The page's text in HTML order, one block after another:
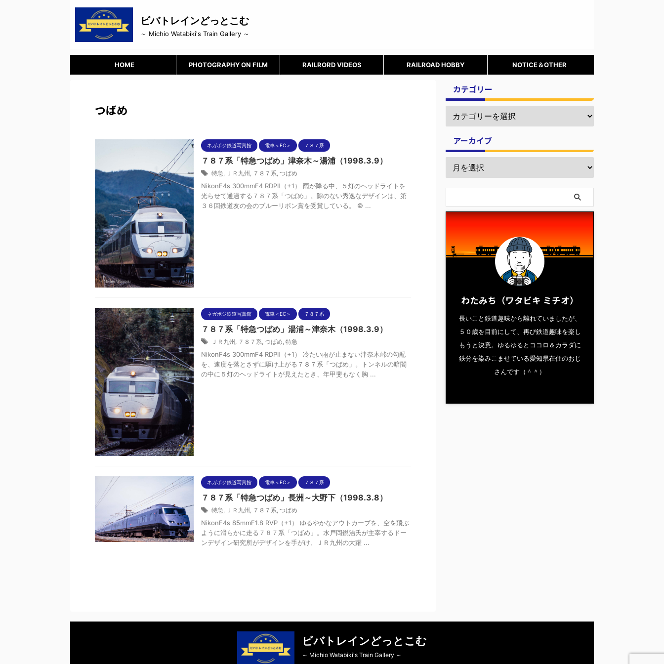
ビバトレインどっとこむ
～ Michio Watabiki's Train Gallery ～
HOME PHOTOGRAPHY ON FILM RAILRORD VIDEOS RAILROAD HOBBY NOTICE＆OTHER
つばめ
ネガポジ鉄道写真館 電車＜EC＞ ７８７系
７８７系「特急つばめ」津奈木～湯浦（1998.3.9）
特急, ＪＲ九州 , ７８７系, つばめ
NikonF4s 300mmF4 RDPⅡ（+1） 雨が降る中、５灯のヘッドライトを
光らせて通過する７８７系「つばめ」。隙のない秀逸なデザインは、第
３６回鉄道友の会のブルーリボン賞を受賞している。 © ...
ネガポジ鉄道写真館 電車＜EC＞ ７８７系
７８７系「特急つばめ」湯浦～津奈木（1998.3.9）
ＪＲ九州 , ７８７系, つばめ, 特急
NikonF4s 300mmF4 RDPⅡ（+1） 冷たい雨が止まない津奈木峠の勾配
を、速度を落とさずに駆け上がる７８７系「つばめ」。トンネルの暗闇
の中に５灯のヘッドライトが見えたとき、年甲斐もなく胸 ...
ネガポジ鉄道写真館 電車＜EC＞ ７８７系
７８７系「特急つばめ」長洲～大野下（1998.3.8）
特急, ＪＲ九州 , ７８７系, つばめ
NikonF4s 85mmF1.8 RVP（+1） ゆるやかなアウトカーブを、空を飛ぶ
ように滑らかに走る７８７系「つばめ」。水戸岡鋭治氏が主宰するドー
ンデザイン研究所がデザインを手がけ、ＪＲ九州の大躍 ...
カテゴリー
アーカイブ
わたみち（ワタビキ ミチオ）
長いこと鉄道趣味から離れていましたが、
５０歳を目前にして、再び鉄道趣味を楽し
もうと決意。ゆるゆるとココロ＆カラダに
鉄分を染みこませている愛知県在住のおじ
さんです（＾＾）
ビバトレインどっとこむ
～ Michio Watabiki's Train Gallery ～